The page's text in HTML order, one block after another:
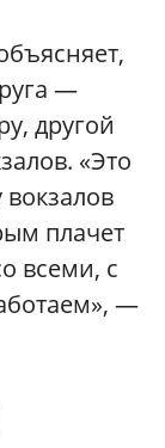
—
другой
«Это
плачет
всеми, с
—